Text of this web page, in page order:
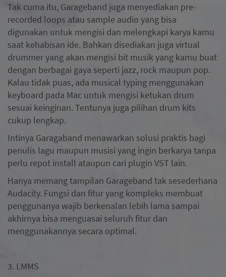
Tak cuma itu, Garageband juga menyediakan pre-
recorded loops atau sample audio yang bisa
digunakan untuk mengisi dan melengkapi karya kamu
saat kehabisan ide. Bahkan disediakan juga virtual
drummer yang akan mengisi bit musik yang kamu buat
dengan berbagai gaya seperti jazz, rock maupun pop.
Kalau tidak puas, ada musical typing menggunakan
keyboard pada Mac untuk mengisi ketukan drum
sesuai keinginan. Tentunya juga pilihan drum kits
cukup lengkap.
Intinya Garagaband menawarkan solusi praktis bagi
penulis lagu maupun musisi yang ingin berkarya tanpa
perlu repot install ataupun cari plugin VST lain.
Hanya memang tampilan Garageband tak sesederhana
Audacity. Fungsi dan fitur yang kompleks membuat
penggunanya wajib berkenalan lebih lama sampai
akhirnya bisa menguasai seluruh fitur dan
menggunakannya secara optimal.
3. LMMS